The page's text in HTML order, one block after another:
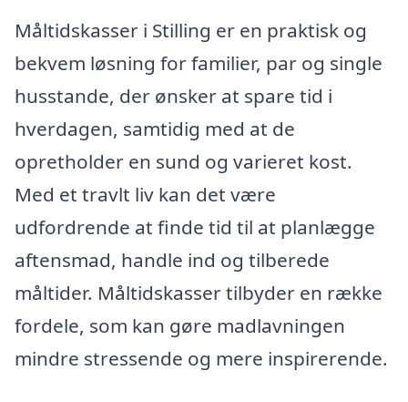
Måltidskasser i Stilling er en praktisk og
bekvem løsning for familier, par og single
husstande, der ønsker at spare tid i
hverdagen, samtidig med at de
opretholder en sund og varieret kost.
Med et travlt liv kan det være
udfordrende at finde tid til at planlægge
aftensmad, handle ind og tilberede
måltider. Måltidskasser tilbyder en række
fordele, som kan gøre madlavningen
mindre stressende og mere inspirerende.